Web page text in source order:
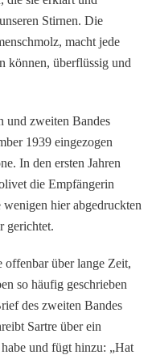
Stir­nen. Die
macht jede
können, überflüssig und
und zweiten Ban­des
1939 ein­gezogen
In den ersten Jahren
die Empfängerin
hier abge­druckten
gerichtet.
über lange Zeit,
so häufig geschrieben
des zweiten Bandes
Sartre über ein
und fügt hinzu: „Hat